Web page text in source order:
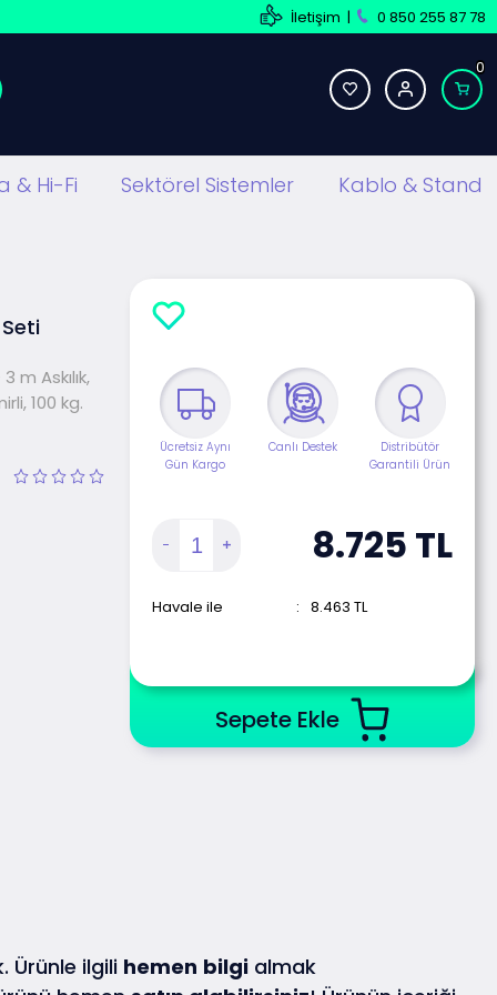
İletişim | 0 850 255 87 78
0
& Hi-Fi Sektörel Sistemler Kablo & Stand
m Askılık,
100 kg.
Ücretsiz Aynı
Gün Kargo
Canlı Destek
Distribütör
Garantili Ürün
8.725 TL
Havale ile : 8.463 TL
Sepete Ekle
Ürünle ilgili hemen bilgi almak